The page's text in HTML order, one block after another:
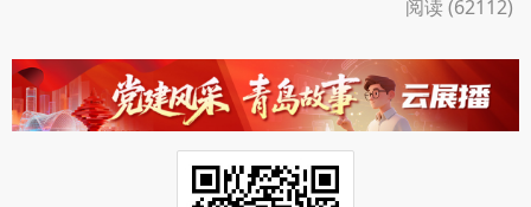
阅读 (62112)